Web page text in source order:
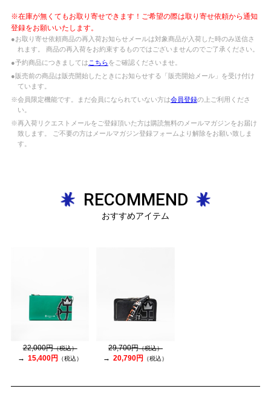
※在庫が無くてもお取り寄せできます！ご希望の際は取り寄せ依頼から通知
登録をお願いいたします。
●お取り寄せ依頼商品の再入荷お知らせメールは対象商品が入荷した時のみ送信さ
れます。 商品の再入荷をお約束するものではございませんのでご了承ください。
●予約商品につきましては こちらをご確認くださいませ。
●販売前の商品は販売開始したときにお知らせする「販売開始メール」を受け付け
ています。
※会員限定機能です。まだ会員になられていない方は会員登録の上ご利用くださ
い。
※再入荷リクエストメールをご登録頂いた方は購読無料のメールマガジンをお届け
致します。 ご不要の方はメールマガジン登録フォームより解除をお願い致しま
す。
RECOMMEND
おすすめアイテム
22,000円（税込）
15,400円 （税込）
29,700円（税込）
20,790円 （税込）